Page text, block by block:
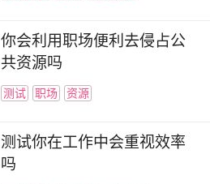
你会利用职场便利去侵占公
共资源吗
测试 职场 资源
测试你在工作中会重视效率
吗